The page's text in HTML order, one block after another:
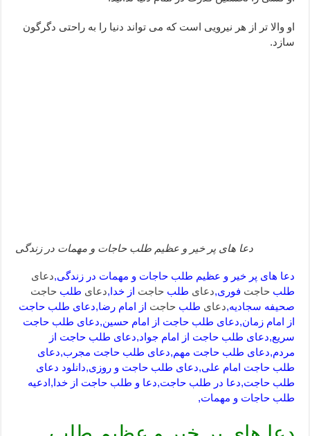
او والا تر از هر نیرویی است که می تواند دنیا را به راحتی دگرگون
سازد.
دعا های پر خیر و عظیم طلب حاجات و مهمات در زندگی
دعا های پر خیر و عظیم طلب حاجات و مهمات در زندگی,دعای
طلب حاجت فوری,دعای طلب حاجت از خدا,دعای طلب حاجت
صحیفه سجادیه,دعای طلب حاجت از امام رضا,دعای طلب حاجت
از امام زمان,دعای طلب حاجت از امام حسین,دعای طلب حاجت
سریع,دعای طلب حاجت از امام جواد,دعای طلب حاجت از
مردم,دعای طلب حاجت مهم,دعای طلب حاجت مجرب,دعای
طلب حاجت امام علی,دعای طلب حاجت و روزی,دانلود دعای
طلب حاجت,دعا در طلب حاجت,دعا و طلب حاجت از خدا,ادعیه
طلب حاجات و مهمات,